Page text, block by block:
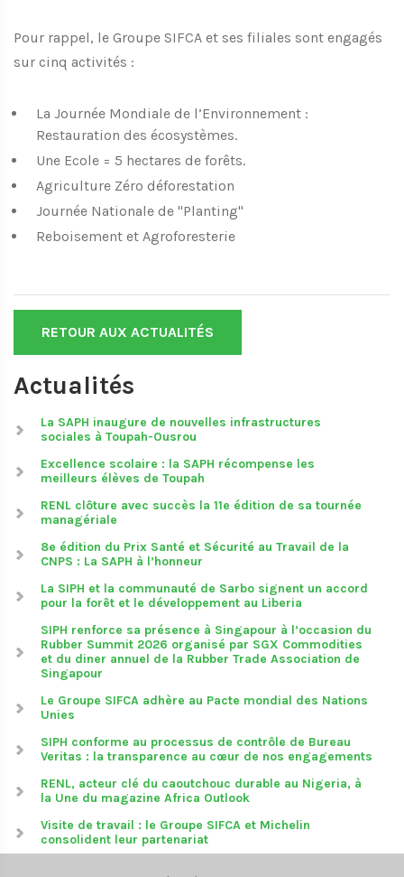
Pour rappel, le Groupe SIFCA et ses filiales sont engagés
sur cinq activités :
La Journée Mondiale de l’Environnement :
Restauration des écosystèmes.
Une Ecole = 5 hectares de forêts.
Agriculture Zéro déforestation
Journée Nationale de "Planting"
Reboisement et Agroforesterie
RETOUR AUX ACTUALITÉS
Actualités
La SAPH inaugure de nouvelles infrastructures
sociales à Toupah-Ousrou
Excellence scolaire : la SAPH récompense les
meilleurs élèves de Toupah
RENL clôture avec succès la 11e édition de sa tournée
managériale
8e édition du Prix Santé et Sécurité au Travail de la
CNPS : La SAPH à l’honneur
La SIPH et la communauté de Sarbo signent un accord
pour la forêt et le développement au Liberia
SIPH renforce sa présence à Singapour à l’occasion du
Rubber Summit 2026 organisé par SGX Commodities
et du diner annuel de la Rubber Trade Association de
Singapour
Le Groupe SIFCA adhère au Pacte mondial des Nations
Unies
SIPH conforme au processus de contrôle de Bureau
Veritas : la transparence au cœur de nos engagements
RENL, acteur clé du caoutchouc durable au Nigeria, à
la Une du magazine Africa Outlook
Visite de travail : le Groupe SIFCA et Michelin
consolident leur partenariat